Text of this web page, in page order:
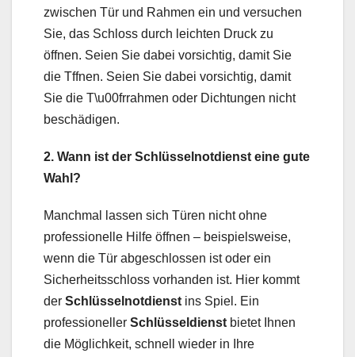
zwischen Tür und Rahmen ein und versuchen
Sie, das Schloss durch leichten Druck zu
öffnen. Seien Sie dabei vorsichtig, damit Sie
die Tffnen. Seien Sie dabei vorsichtig, damit
Sie die T\u00frrahmen oder Dichtungen nicht
beschädigen.
2. Wann ist der Schlüsselnotdienst eine gute
Wahl?
Manchmal lassen sich Türen nicht ohne
professionelle Hilfe öffnen – beispielsweise,
wenn die Tür abgeschlossen ist oder ein
Sicherheitsschloss vorhanden ist. Hier kommt
der Schlüsselnotdienst ins Spiel. Ein
professioneller Schlüsseldienst bietet Ihnen
die Möglichkeit, schnell wieder in Ihre